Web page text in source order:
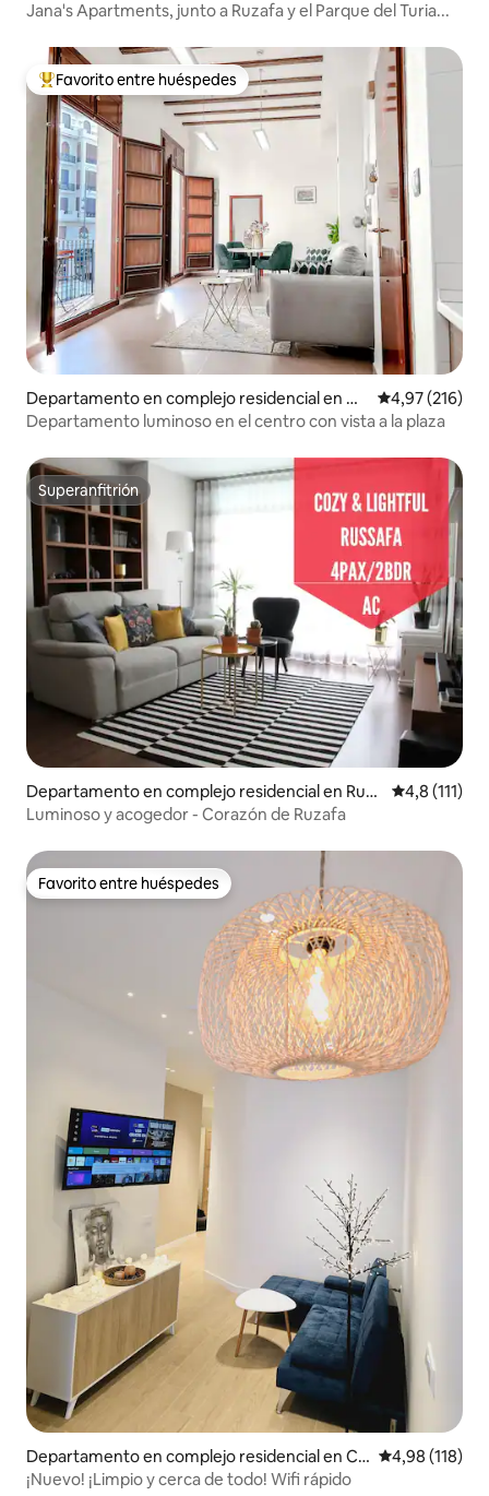
atre Carreres
Jana's Apartments, junto a Ruzafa y el Parque del Turia...
Favorito entre los huéspedes más destacados
Favorito entre huéspedes
Departamento en complejo residencial en Ci
utat Vella
Calificación
4,97 (216)
Departamento luminoso en el centro con vista a la plaza
Superanfitrión
Superanfitrión
Departamento en complejo residencial en Russ
afa
Calificación
4,8 (111)
Luminoso y acogedor - Corazón de Ruzafa
Favorito entre huéspedes
Favorito entre huéspedes
Departamento en complejo residencial en Ca
mins al Grau
Calificación
4,98 (118)
¡Nuevo! ¡Limpio y cerca de todo! Wifi rápido